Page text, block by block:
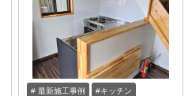
最新施工事例 キッチン